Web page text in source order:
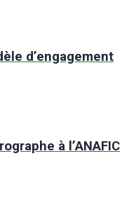
d’engagement
à l’ANAFIC